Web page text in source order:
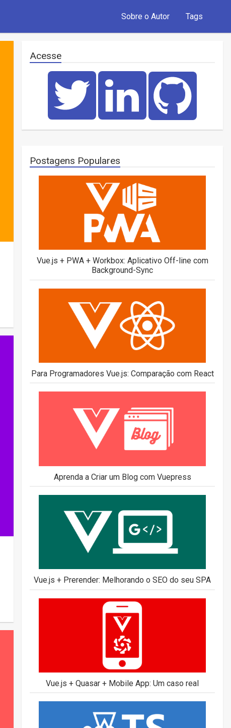
Sobre o Autor Tags
Acesse
Postagens Populares
Vue.js + PWA + Workbox: Aplicativo Off-line com
Background-Sync
Para Programadores Vue.js: Comparação com React
Aprenda a Criar um Blog com Vuepress
Vue.js + Prerender: Melhorando o SEO do seu SPA
Vue.js + Quasar + Mobile App: Um caso real